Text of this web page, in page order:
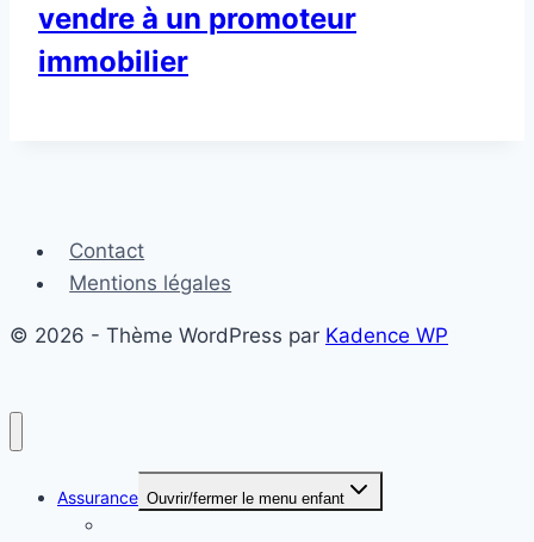
vendre à un promoteur
immobilier
Contact
Mentions légales
© 2026 - Thème WordPress par Kadence WP
Assurance Ouvrir/fermer le menu enfant